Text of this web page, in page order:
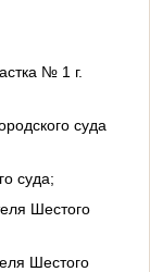
№ 1 г.
суда
суда;
Шестого
Шестого